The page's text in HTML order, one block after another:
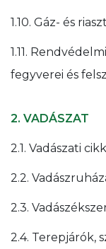
1.10. Gáz- és
1.11.
fegyverei és
2. VADÁSZAT
2.1. Vadászati
2.2.
2.3.
2.4. Terepjárók,